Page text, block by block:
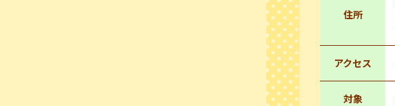
住所
アクセス
対象